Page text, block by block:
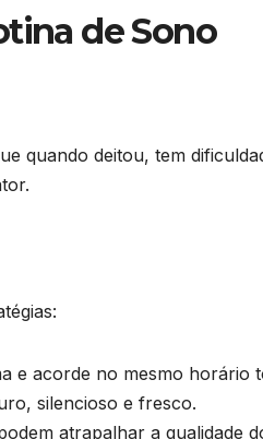
de Sono
quando deitou, tem
e acorde no mesmo horário
silencioso e fresco.
atrapalhar a qualidade